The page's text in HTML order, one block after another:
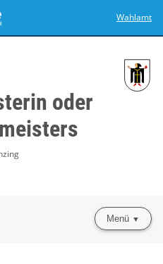
Wahlamt
oder
Menü